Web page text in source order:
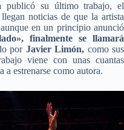
publicó su último trabajo, el
noticias de que la artista
en un principio anunció
finalmente se llamará
por Javier Limón, como sus
viene con unas cuantas
a estrenarse como autora.